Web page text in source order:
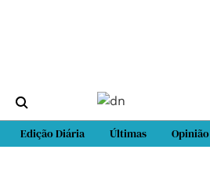
Edição Diária Últimas Opinião